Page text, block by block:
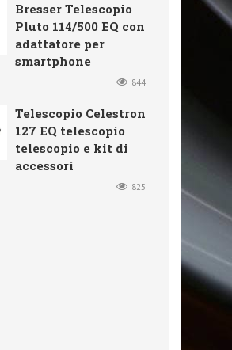
Bresser Telescopio
Pluto 114/500 EQ con
adattatore per
smartphone
844
Telescopio Celestron
127 EQ telescopio
telescopio e kit di
accessori
825